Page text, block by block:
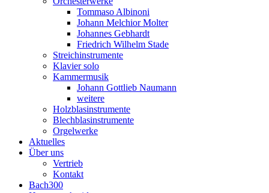
Tommaso Albinoni
Johann Melchior Molter
Johannes Gebhardt
Friedrich Wilhelm Stade
Streichinstrumente
Klavier solo
Kammermusik
Johann Gottlieb Naumann
weitere
Holzblasinstrumente
Blechblasinstrumente
Orgelwerke
Aktuelles
Über uns
Vertrieb
Kontakt
Bach300